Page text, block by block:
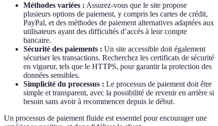
Méthodes variées : Assurez-vous que le site propose
plusieurs options de paiement, y compris les cartes de crédit,
PayPal, et des méthodes de paiement alternatives adaptées aux
utilisateurs ayant des difficultés d’accès à leur compte
bancaire.
Sécurité des paiements : Un site accessible doit également
sécuriser les transactions. Recherchez les certificats de sécurité
en vigueur, tels que le HTTPS, pour garantir la protection des
données sensibles.
Simplicité du processus : Le processus de paiement doit être
simple et transparent, avec la possibilité de revenir en arrière si
besoin sans avoir à recommencer depuis le début.
Un processus de paiement fluide est essentiel pour encourager une